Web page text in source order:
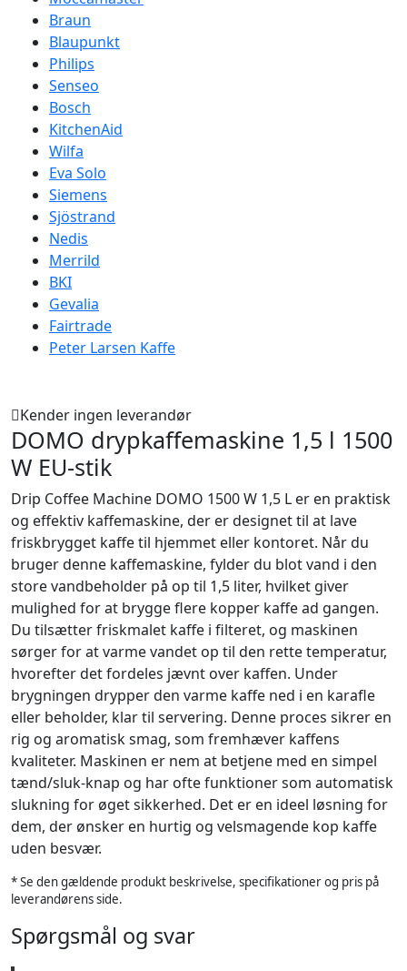
Braun
Blaupunkt
Philips
Senseo
Bosch
KitchenAid
Wilfa
Eva Solo
Siemens
Sjöstrand
Nedis
Merrild
BKI
Gevalia
Fairtrade
Peter Larsen Kaffe
Kender ingen leverandør
DOMO drypkaffemaskine 1,5 l 1500
W EU-stik
Drip Coffee Machine DOMO 1500 W 1,5 L er en praktisk
og effektiv kaffemaskine, der er designet til at lave
friskbrygget kaffe til hjemmet eller kontoret. Når du
bruger denne kaffemaskine, fylder du blot vand i den
store vandbeholder på op til 1,5 liter, hvilket giver
mulighed for at brygge flere kopper kaffe ad gangen.
Du tilsætter friskmalet kaffe i filteret, og maskinen
sørger for at varme vandet op til den rette temperatur,
hvorefter det fordeles jævnt over kaffen. Under
brygningen drypper den varme kaffe ned i en karafle
eller beholder, klar til servering. Denne proces sikrer en
rig og aromatisk smag, som fremhæver kaffens
kvaliteter. Maskinen er nem at betjene med en simpel
tænd/sluk-knap og har ofte funktioner som automatisk
slukning for øget sikkerhed. Det er en ideel løsning for
dem, der ønsker en hurtig og velsmagende kop kaffe
uden besvær.
* Se den gældende produkt beskrivelse, specifikationer og pris på
leverandørens side.
Spørgsmål og svar